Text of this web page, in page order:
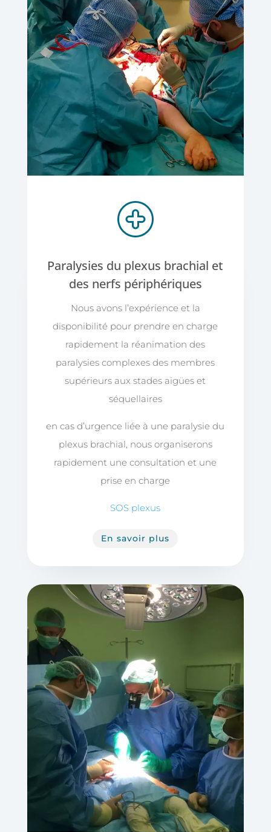
Paralysies du plexus brachial et
des nerfs périphériques
Nous avons l’expérience et la
disponibilité pour prendre en charge
rapidement la réanimation des
paralysies complexes des membres
supérieurs aux stades aigües et
séquellaires
en cas d’urgence liée à une paralysie du
plexus brachial, nous organiserons
rapidement une consultation et une
prise en charge
SOS plexus
En savoir plus